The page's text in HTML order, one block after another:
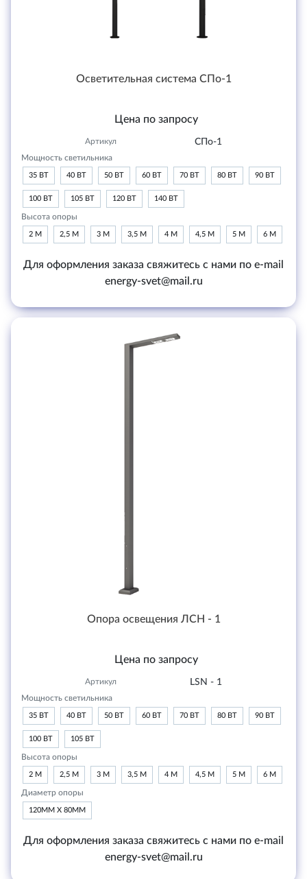
Осветительная система СПо-1
Цена по запросу
Артикул СПо-1
Мощность светильника
35 ВТ 40 ВТ 50 ВТ 60 ВТ 70 ВТ 80 ВТ 90 ВТ
100 ВТ 105 ВТ 120 ВТ 140 ВТ
Высота опоры
2 М 2,5 М 3 М 3,5 М 4 М 4,5 М 5 М 6 М
Для оформления заказа свяжитесь с нами по e-mail
energy-svet@mail.ru
Опора освещения ЛСН - 1
Цена по запросу
Артикул LSN - 1
Мощность светильника
35 ВТ 40 ВТ 50 ВТ 60 ВТ 70 ВТ 80 ВТ 90 ВТ
100 ВТ 105 ВТ
Высота опоры
2 М 2,5 М 3 М 3,5 М 4 М 4,5 М 5 М 6 М
Диаметр опоры
120ММ Х 80ММ
Для оформления заказа свяжитесь с нами по e-mail
energy-svet@mail.ru